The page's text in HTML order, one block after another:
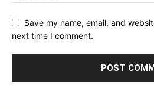
Save my name, email, and
next time I comment.